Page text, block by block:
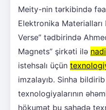
Meity-nin tərkibində
Elektronika
Verse” tədbirində
Magnets” şirkəti ilə
istehsalı üçün
imzalayıb. Sinha
texnologiyalarının
hökumət bu sahədə